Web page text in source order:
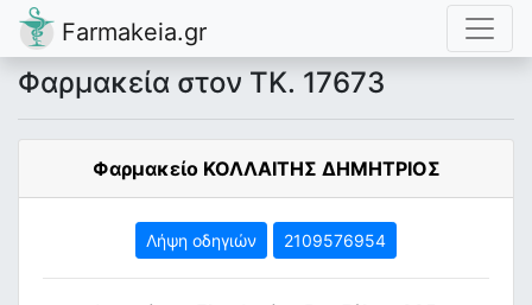
Farmakeia.gr
Φαρμακεία στον ΤΚ. 17673
Φαρμακείο ΚΟΛΛΑΙΤΗΣ ΔΗΜΗΤΡΙΟΣ
Λήψη οδηγιών 2109576954